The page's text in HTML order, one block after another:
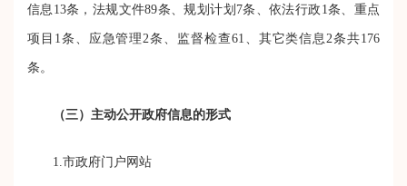
信息 13条，法规文件89条、规划计划 7条、依法行政 1条、重点
项目 1 条、应急管理 2条、监督检查61 、其它类信息 2条共176
条。
（三）主动公开政府信息的形式
1. 市政府门户网站